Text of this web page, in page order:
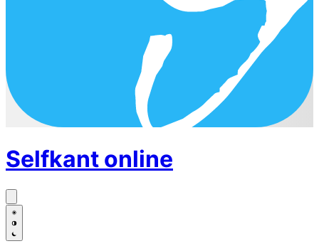
Selfkant online